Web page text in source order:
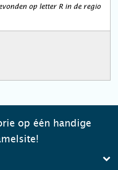
op letter R in de regio
op één handige